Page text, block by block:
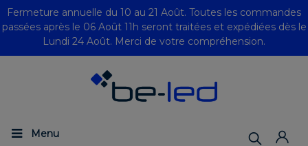
Fermeture annuelle du 10 au 21 Août. Toutes les commandes
passées après le 06 Août 11h seront traitées et expédiées dès le
Lundi 24 Août. Merci de votre compréhension.
Menu